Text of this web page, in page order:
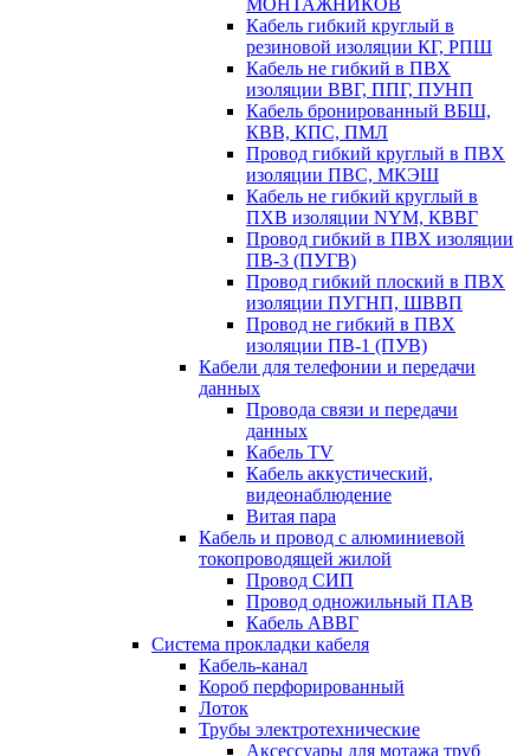
МОНТАЖНИКОВ
Кабель гибкий круглый в
резиновой изоляции КГ, РПШ
Кабель не гибкий в ПВХ
изоляции ВВГ, ППГ, ПУНП
Кабель бронированный ВБШ,
КВВ, КПС, ПМЛ
Провод гибкий круглый в ПВХ
изоляции ПВС, МКЭШ
Кабель не гибкий круглый в
ПХВ изоляции NYM, КВВГ
Провод гибкий в ПВХ изоляции
ПВ-3 (ПУГВ)
Провод гибкий плоский в ПВХ
изоляции ПУГНП, ШВВП
Провод не гибкий в ПВХ
изоляции ПВ-1 (ПУВ)
Кабели для телефонии и передачи
данных
Провода связи и передачи
данных
Кабель TV
Кабель аккустический,
видеонаблюдение
Витая пара
Кабель и провод с алюминиевой
токопроводящей жилой
Провод СИП
Провод одножильный ПАВ
Кабель АВВГ
Система прокладки кабеля
Кабель-канал
Короб перфорированный
Лоток
Трубы электротехнические
Аксессуары для мотажа труб